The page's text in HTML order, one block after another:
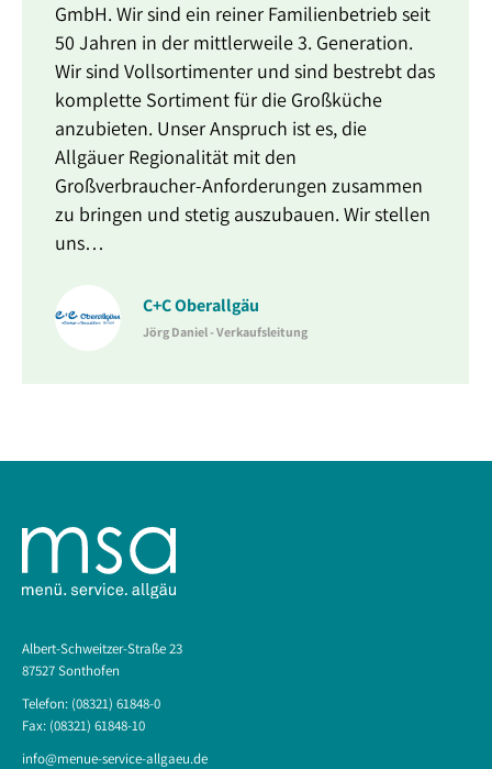
C+C Oberallgäu
Jörg Daniel - Verkaufsleitung
GmbH. Wir sind ein reiner Familienbetrieb seit
50 Jahren in der mittlerweile 3. Generation.
Wir sind Vollsortimenter und sind bestrebt das
komplette Sortiment für die Großküche
anzubieten. Unser Anspruch ist es, die
Allgäuer Regionalität mit den
Großverbraucher-Anforderungen zusammen
zu bringen und stetig auszubauen. Wir stellen
uns…
Albert-Schweitzer-Straße 23
87527 Sonthofen
Telefon: (08321) 61848-0
Fax: (08321) 61848-10
info@menue-service-allgaeu.de